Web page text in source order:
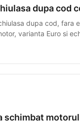
dupa cod
dupa cod, fara
varianta Euro si
schimbat